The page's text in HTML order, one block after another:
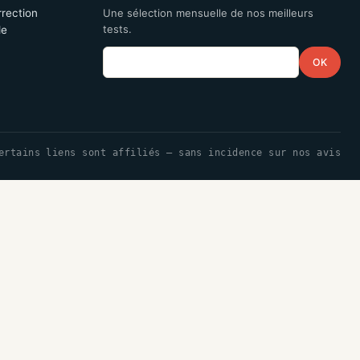
Une sélection mensuelle de nos meilleurs
tests.
Email OK
liens sont affiliés — sans incidence sur nos avis